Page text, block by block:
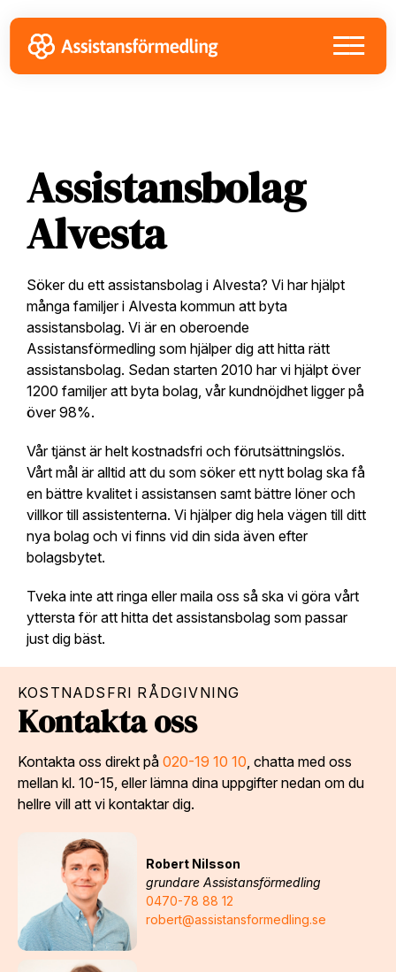
to
primary
navigation
to
main
content
to
footer
Assistansbolag
Alvesta
Söker du ett assistansbolag i Alvesta? Vi har hjälpt
många familjer i Alvesta kommun att byta
assistansbolag. Vi är en oberoende
Assistansförmedling som hjälper dig att hitta rätt
assistansbolag. Sedan starten 2010 har vi hjälpt över
1200 familjer att byta bolag, vår kundnöjdhet ligger på
över 98%.
Vår tjänst är helt kostnadsfri och förutsättningslös.
Vårt mål är alltid att du som söker ett nytt bolag ska få
en bättre kvalitet i assistansen samt bättre löner och
villkor till assistenterna. Vi hjälper dig hela vägen till ditt
nya bolag och vi finns vid din sida även efter
bolagsbytet.
Tveka inte att ringa eller maila oss så ska vi göra vårt
yttersta för att hitta det assistansbolag som passar
just dig bäst.
KOSTNADSFRI RÅDGIVNING
Kontakta oss
Kontakta oss direkt på 020-19 10 10 , chatta med oss
mellan kl. 10-15, eller lämna dina uppgifter nedan om du
hellre vill att vi kontaktar dig.
Robert Nilsson
grundare Assistansförmedling
0470-78 88 12
robert@assistansformedling.se